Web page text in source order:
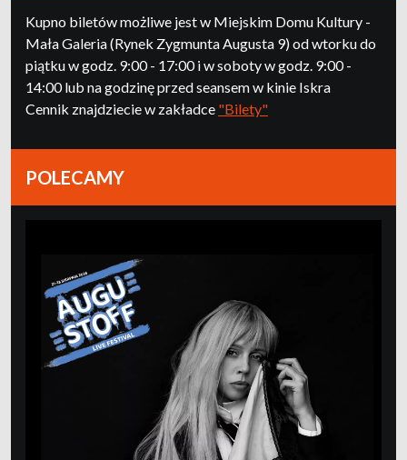
Kupno biletów możliwe jest w Miejskim Domu Kultury -
Mała Galeria (Rynek Zygmunta Augusta 9) od wtorku do
piątku w godz. 9:00 - 17:00 i w soboty w godz. 9:00 -
14:00 lub na godzinę przed seansem w kinie Iskra
Cennik znajdziecie w zakładce "Bilety"
POLECAMY